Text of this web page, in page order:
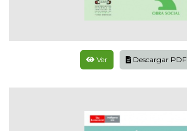
Ver Descargar PDF